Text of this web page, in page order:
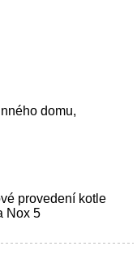
domu,
provedení kotle
Nox 5